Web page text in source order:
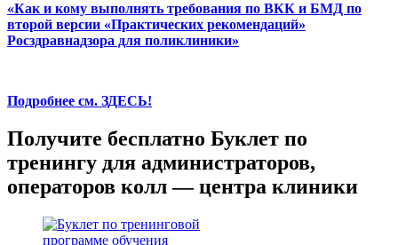
«Как и кому выполнять требования по ВКК и БМД по
второй версии «Практических рекомендаций»
Росздравнадзора для поликлиники»
Подробнее см. ЗДЕСЬ!
Получите бесплатно Буклет по
тренингу для администраторов,
операторов колл — центра клиники